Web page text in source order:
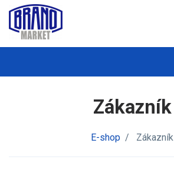
Zákazník
E-shop / Zákazník